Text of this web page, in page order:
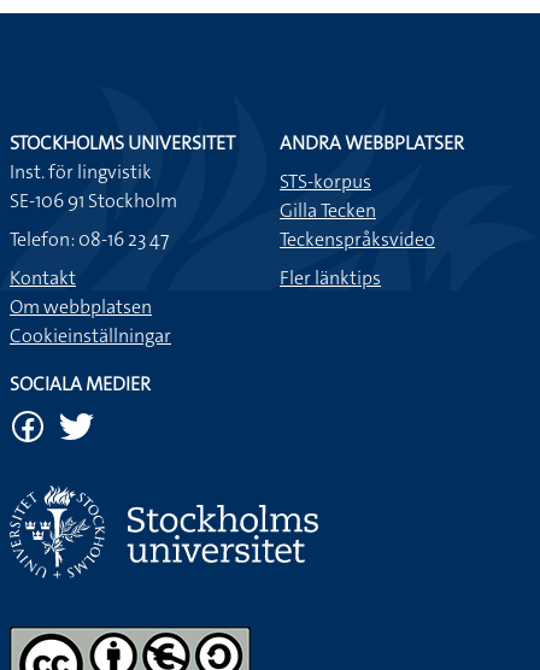
STOCKHOLMS UNIVERSITET
Inst. för lingvistik
SE-106 91 Stockholm
Telefon: 08-16 23 47
Kontakt
Om webbplatsen
Cookieinställningar
ANDRA WEBBPLATSER
STS-korpus
Gilla Tecken
Teckenspråksvideo
Fler länktips
SOCIALA MEDIER